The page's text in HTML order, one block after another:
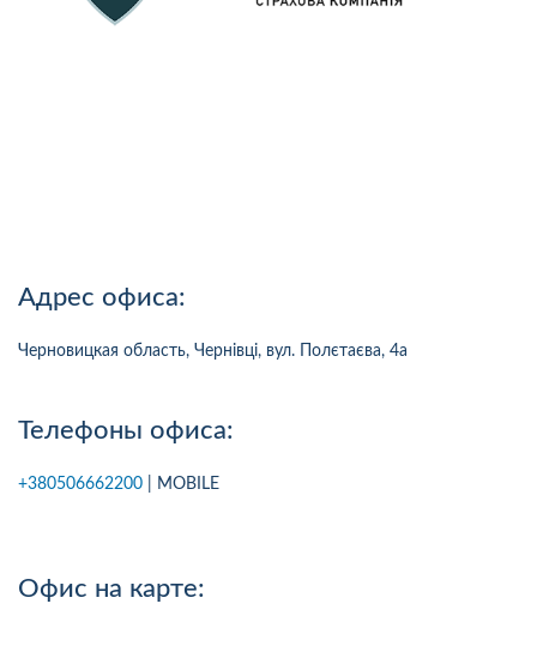
Адрес офиса:
Черновицкая область, Чернівці, вул. Полєтаєва, 4а
Телефоны офиса:
+380506662200 | MOBILE
Офис на карте: